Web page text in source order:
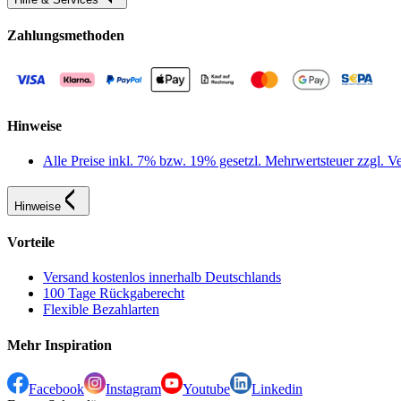
Zahlungsmethoden
Hinweise
Alle Preise inkl. 7% bzw. 19% gesetzl. Mehrwertsteuer zzgl.
Hinweise
Vorteile
Versand kostenlos innerhalb Deutschlands
100 Tage Rückgaberecht
Flexible Bezahlarten
Mehr Inspiration
Facebook Instagram Youtube
Linkedin